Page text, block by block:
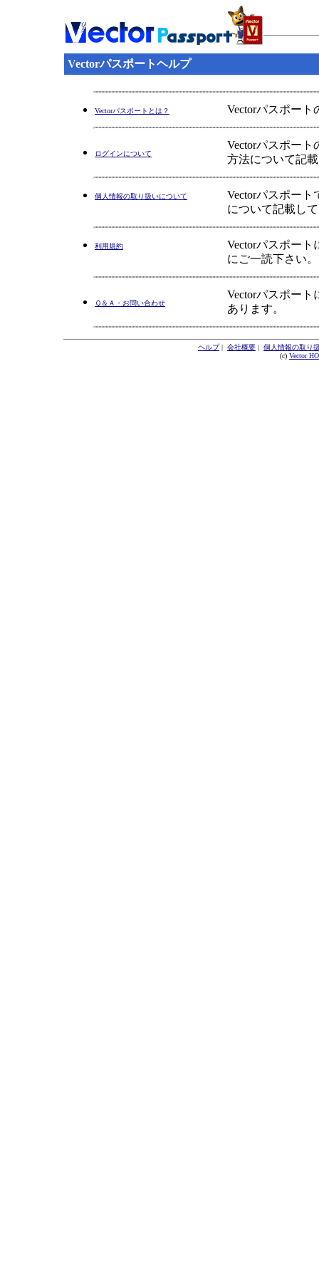
Vectorパスポートヘルプ
Vectorパスポートとは？ Vectorパスポー
ログインについて
Vectorパスポー
方法について記
個人情報の取り扱いについて
Vectorパスポー
について記載し
利用規約
Vectorパスポー
にご一読下さい。
Ｑ＆Ａ・お問い合わせ
Vectorパスポー
あります。
ヘルプ| 会社概要 | 個人情報の取り
(c) Vector